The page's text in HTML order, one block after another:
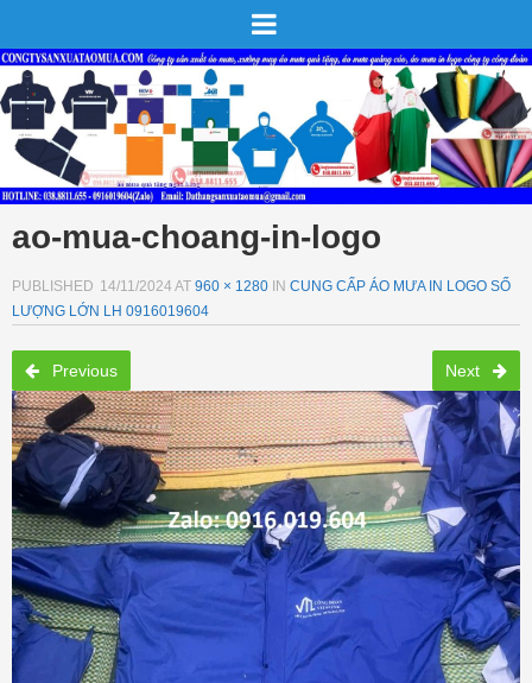
ao-mua-choang-in-logo
PUBLISHED 14/11/2024 AT 960 × 1280 IN CUNG CẤP ÁO MƯA IN LOGO SỐ
LƯỢNG LỚN LH 0916019604
Previous Next